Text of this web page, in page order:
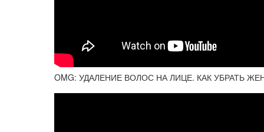
OMG: УДАЛЕНИЕ ВОЛОС НА ЛИЦЕ. КАК УБРАТЬ